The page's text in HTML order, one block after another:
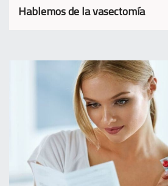
Hablemos de la vasectomía